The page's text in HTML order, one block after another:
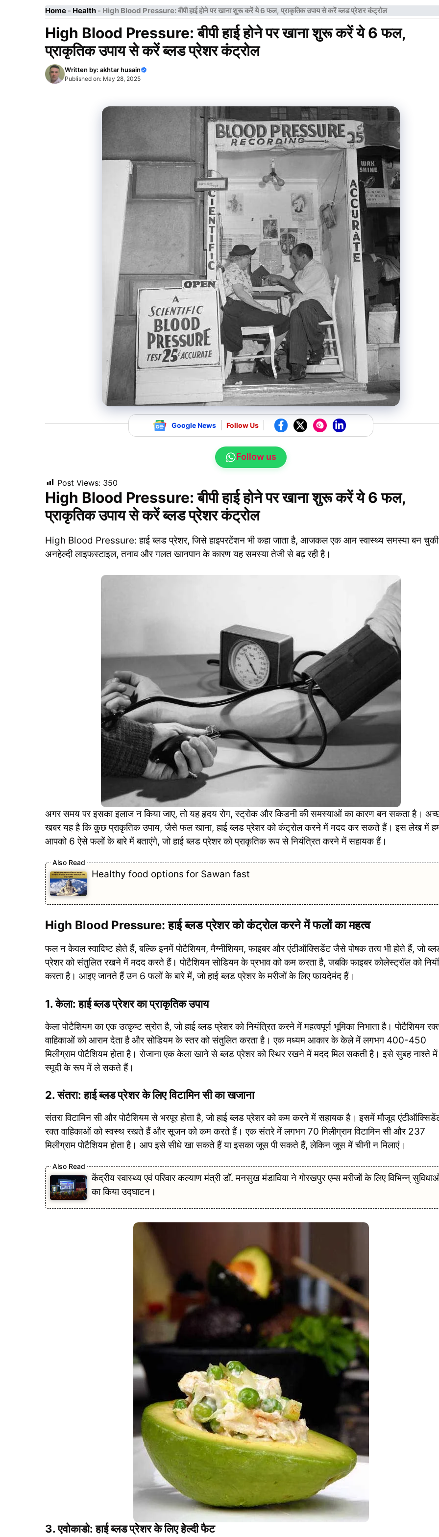
Home - Health - High Blood Pressure: बीपी हाई होने पर खाना शुरू करें ये 6 फल, प्राकृतिक उपाय से करें ब्लड प्रेशर कंट्रोल
High Blood Pressure: बीपी हाई होने पर खाना शुरू करें ये 6 फल,
प्राकृतिक उपाय से करें ब्लड प्रेशर कंट्रोल
Written by: akhtar husain
Published on: May 28, 2025
Google News Follow Us
Follow us
Post Views: 350
High Blood Pressure: बीपी हाई होने पर खाना शुरू करें ये 6 फल,
प्राकृतिक उपाय से करें ब्लड प्रेशर कंट्रोल
High Blood Pressure: हाई ब्लड प्रेशर, जिसे हाइपरटेंशन भी कहा जाता है, आजकल एक आम स्वास्थ्य समस्या बन
अनहेल्दी लाइफस्टाइल, तनाव और गलत खानपान के कारण यह समस्या तेजी से बढ़ रही है।
अगर समय पर इसका इलाज न किया जाए, तो यह हृदय रोग, स्ट्रोक और किडनी की समस्याओं का कारण बन सकता है।
खबर यह है कि कुछ प्राकृतिक उपाय, जैसे फल खाना, हाई ब्लड प्रेशर को कंट्रोल करने में मदद कर सकते हैं। इस लेख में
आपको 6 ऐसे फलों के बारे में बताएंगे, जो हाई ब्लड प्रेशर को प्राकृतिक रूप से नियंत्रित करने में सहायक हैं।
Healthy food options for Sawan fast
High Blood Pressure: हाई ब्लड प्रेशर को कंट्रोल करने में फलों का महत्व
फल न केवल स्वादिष्ट होते हैं, बल्कि इनमें पोटैशियम, मैग्नीशियम, फाइबर और एंटीऑक्सिडेंट जैसे पोषक तत्व भी होते हैं, जो
प्रेशर को संतुलित रखने में मदद करते हैं। पोटैशियम सोडियम के प्रभाव को कम करता है, जबकि फाइबर कोलेस्ट्रॉल को
करता है। आइए जानते हैं उन 6 फलों के बारे में, जो हाई ब्लड प्रेशर के मरीजों के लिए फायदेमंद हैं।
1. केला: हाई ब्लड प्रेशर का प्राकृतिक उपाय
केला पोटैशियम का एक उत्कृष्ट स्रोत है, जो हाई ब्लड प्रेशर को नियंत्रित करने में महत्वपूर्ण भूमिका निभाता है। पोटैशियम
वाहिकाओं को आराम देता है और सोडियम के स्तर को संतुलित करता है। एक मध्यम आकार के केले में लगभग 400-450
मिलीग्राम पोटैशियम होता है। रोजाना एक केला खाने से ब्लड प्रेशर को स्थिर रखने में मदद मिल सकती है। इसे सुबह नाश्ते में
स्मूदी के रूप में ले सकते हैं।
2. संतरा: हाई ब्लड प्रेशर के लिए विटामिन सी का खजाना
संतरा विटामिन सी और पोटैशियम से भरपूर होता है, जो हाई ब्लड प्रेशर को कम करने में सहायक है। इसमें मौजूद
रक्त वाहिकाओं को स्वस्थ रखते हैं और सूजन को कम करते हैं। एक संतरे में लगभग 70 मिलीग्राम विटामिन सी और 237
मिलीग्राम पोटैशियम होता है। आप इसे सीधे खा सकते हैं या इसका जूस पी सकते हैं, लेकिन जूस में चीनी न मिलाएं।
केंद्रीय स्वास्थ्य एवं परिवार कल्याण मंत्री डॉ. मनसुख मंडाविया ने गोरखपुर एम्स मरीजों के लिए विभिन्न्
का किया उद्घाटन।
3. एवोकाडो: हाई ब्लड प्रेशर के लिए हेल्दी फैट